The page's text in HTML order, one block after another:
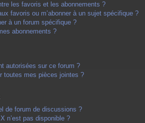
les favoris et les abonnements ?
favoris ou m’abonner à un sujet spécifique ?
à un forum spécifique ?
abonnements ?
autorisées sur ce forum ?
toutes mes pièces jointes ?
de forum de discussions ?
n’est pas disponible ?